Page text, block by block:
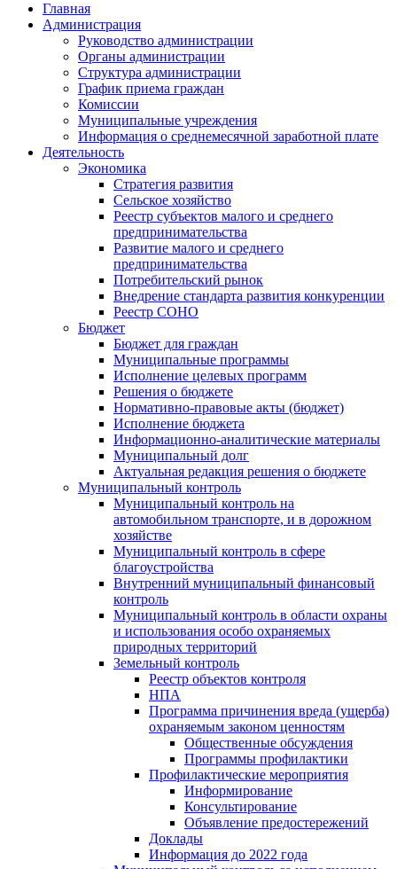
Главная
Администрация
Руководство администрации
Органы администрации
Структура администрации
График приема граждан
Комиссии
Муниципальные учреждения
Информация о среднемесячной заработной плате
Деятельность
Экономика
Стратегия развития
Сельское хозяйство
Реестр субъектов малого и среднего
предпринимательства
Развитие малого и среднего
предпринимательства
Потребительский рынок
Внедрение стандарта развития конкуренции
Реестр СОНО
Бюджет
Бюджет для граждан
Муниципальные программы
Исполнение целевых программ
Решения о бюджете
Нормативно-правовые акты (бюджет)
Исполнение бюджета
Информационно-аналитические материалы
Муниципальный долг
Актуальная редакция решения о бюджете
Муниципальный контроль
Муниципальный контроль на
автомобильном транспорте, и в дорожном
хозяйстве
Муниципальный контроль в сфере
благоустройства
Внутренний муниципальный финансовый
контроль
Муниципальный контроль в области охраны
и использования особо охраняемых
природных территорий
Земельный контроль
Реестр объектов контроля
НПА
Программа причинения вреда (ущерба)
охраняемым законом ценностям
Общественные обсуждения
Программы профилактики
Профилактические мероприятия
Информирование
Консультирование
Объявление предостережений
Доклады
Информация до 2022 года